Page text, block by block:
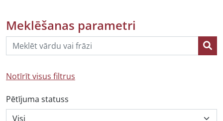
Meklēšanas parametri
Notīrīt visus filtrus
Pētījuma statuss